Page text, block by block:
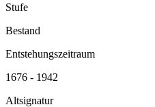
Stufe
Bestand
Entstehungszeitraum
1676 - 1942
Altsignatur